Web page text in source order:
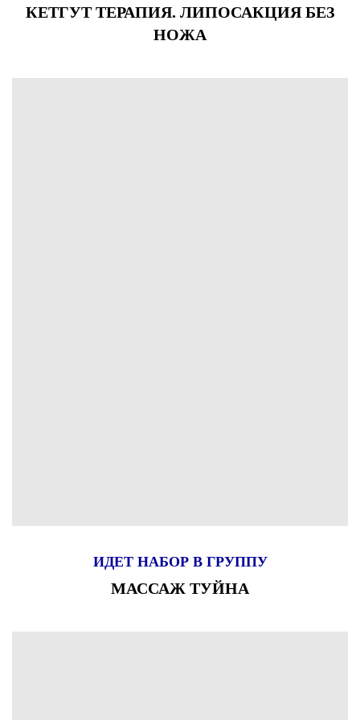
КЕТГУТ ТЕРАПИЯ. ЛИПОСАКЦИЯ БЕЗ
НОЖА
ИДЕТ НАБОР В ГРУППУ
МАССАЖ ТУЙНА